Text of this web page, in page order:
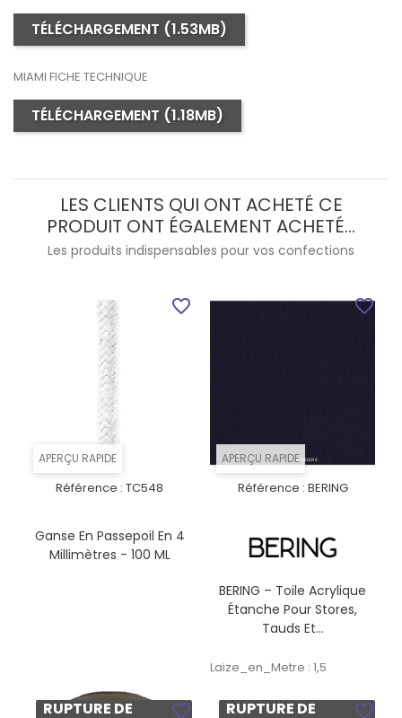
TÉLÉCHARGEMENT (1.53MB)
MIAMI FICHE TECHNIQUE
TÉLÉCHARGEMENT (1.18MB)
LES CLIENTS QUI ONT ACHETÉ CE
PRODUIT ONT ÉGALEMENT ACHETÉ...
Les produits indispensables pour vos confections
APERÇU RAPIDE
Référence : TC548
Ganse En Passepoil En 4
Millimètres - 100 ML
favorite_border
APERÇU RAPIDE
Référence : BERING
BERING – Toile Acrylique
Étanche Pour Stores,
Tauds Et...
Laize_en_Metre : 1,5
favorite_border
RUPTURE DE
favorite_border
RUPTURE DE
favorite_border